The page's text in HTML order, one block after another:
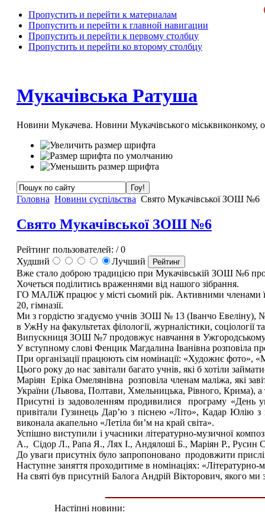
Пропустить и перейти к материалам
Пропустить и перейти к главной навигации
Пропустить и перейти к первому столбцу
Пропустить и перейти ко второму столбцу
Мукачівська Ратуша
Новини Мукачева. Новини Мукачівського міськвиконкому,
Головна Новини суспільства Свято Мукачівської ЗОШ №6
Свято Мукачівської ЗОШ №6
Рейтинг пользователей: / 0
Худший
Лучший
Вже стало доброю традицією при Мукачівській ЗОШ №6
Хочеться поділитись враженнями від нашого зібрання.
ГО МАЛіЖ працює у місті сьомий рік. Активними членами
20, гімназії.
Ми з гордістю згадуємо учнів ЗОШ № 13 (Іванчо Евеліну),
в УжНу на факультетах філології, журналістики, соціології
Випускниця ЗОШ №7 продовжує навчання в Ужгородському
У вступному слові Фенцик Магдалина Іванівна розповіла
При організації працюють сім номінації: «Художнє фото»,
Цього року до нас завітали багато учнів, які б хотіли
Маріян Еріка Омелянівна розповіла членам маліжа, які
України (Львова, Полтави, Хмельницька, Рівного, Крима),
Присутні із задоволенням продивилися програму «День
привітали Гузинець Дар’ю з піснею «Літо», Кадар
виконала акапельно «Летіла би’м на край світа».
Успішно виступили і учасники літературно-музичної
А., Сідор Л., Рапа Я., Лях І., Андялоші Б., Маріян Р., Русин
До уваги присутніх було запропоновано продовжити
Наступне заняття проходитиме в номінаціях: «Літературно-
На святі був присутній Балога Андрій Вікторович, якого
Настіпні новини: